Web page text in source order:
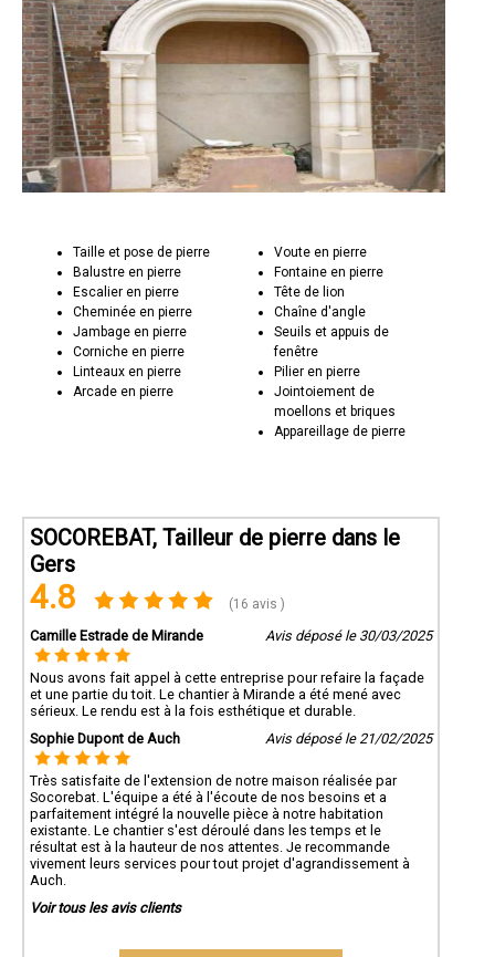
Taille et pose de pierre
Balustre en pierre
Escalier en pierre
Cheminée en pierre
Jambage en pierre
Corniche en pierre
Linteaux en pierre
Arcade en pierre
Voute en pierre
Fontaine en pierre
Tête de lion
Chaîne d'angle
Seuils et appuis de
fenêtre
Pilier en pierre
Jointoiement de
moellons et briques
Appareillage de pierre
SOCOREBAT, Tailleur de pierre dans le
Gers
4.8 (16 avis )
Camille Estrade de Mirande Avis déposé le 30/03/2025
Nous avons fait appel à cette entreprise pour refaire la façade
et une partie du toit. Le chantier à Mirande a été mené avec
sérieux. Le rendu est à la fois esthétique et durable.
Sophie Dupont de Auch
Avis déposé le 21/02/2025
Très satisfaite de l'extension de notre maison réalisée par
Socorebat. L'équipe a été à l'écoute de nos besoins et a
parfaitement intégré la nouvelle pièce à notre habitation
existante. Le chantier s'est déroulé dans les temps et le
résultat est à la hauteur de nos attentes. Je recommande
vivement leurs services pour tout projet d'agrandissement à
Auch.
Voir tous les avis clients